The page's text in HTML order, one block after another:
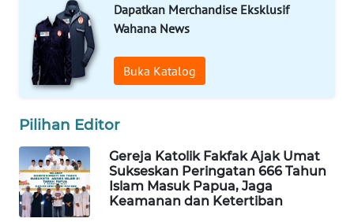
Dapatkan Merchandise Eksklusif
Wahana News
Buka Katalog
Pilihan Editor
Gereja Katolik Fakfak Ajak Umat
Sukseskan Peringatan 666 Tahun
Islam Masuk Papua, Jaga
Keamanan dan Ketertiban
WAHANA
SELEB
WAHANA
PERSONA
OTOMOTIF
WAHANA
HEALTH